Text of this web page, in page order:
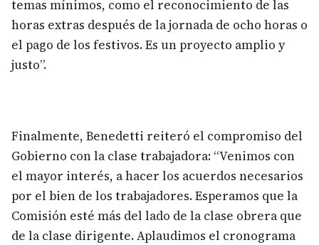
temas mínimos, como el reconocimiento de las
horas extras después de la jornada de ocho horas o
el pago de los festivos. Es un proyecto amplio y
justo”.
Finalmente, Benedetti reiteró el compromiso del
Gobierno con la clase trabajadora: “Venimos con
el mayor interés, a hacer los acuerdos necesarios
por el bien de los trabajadores. Esperamos que la
Comisión esté más del lado de la clase obrera que
de la clase dirigente. Aplaudimos el cronograma